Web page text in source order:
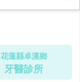
花蓮縣卓溪鄉
牙醫診所